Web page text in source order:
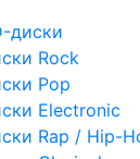
диски
Rock
Pop
Electronic
Rap / Hip-